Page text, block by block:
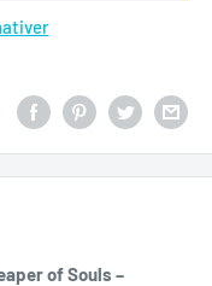
of Souls –